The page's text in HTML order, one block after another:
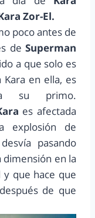
Zor-El.
poco antes de
de Superman
a que solo es
en ella, es
su primo.
es afectada
explosión de
pasando
dimensión en la
que hace que
de que